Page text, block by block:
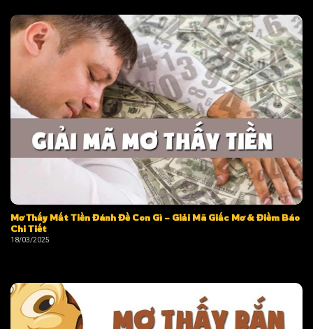
Mơ Thấy Mất Tiền Đánh Đề Con Gì – Giải Mã Giấc Mơ & Điềm Báo
Chi Tiết
18/03/2025